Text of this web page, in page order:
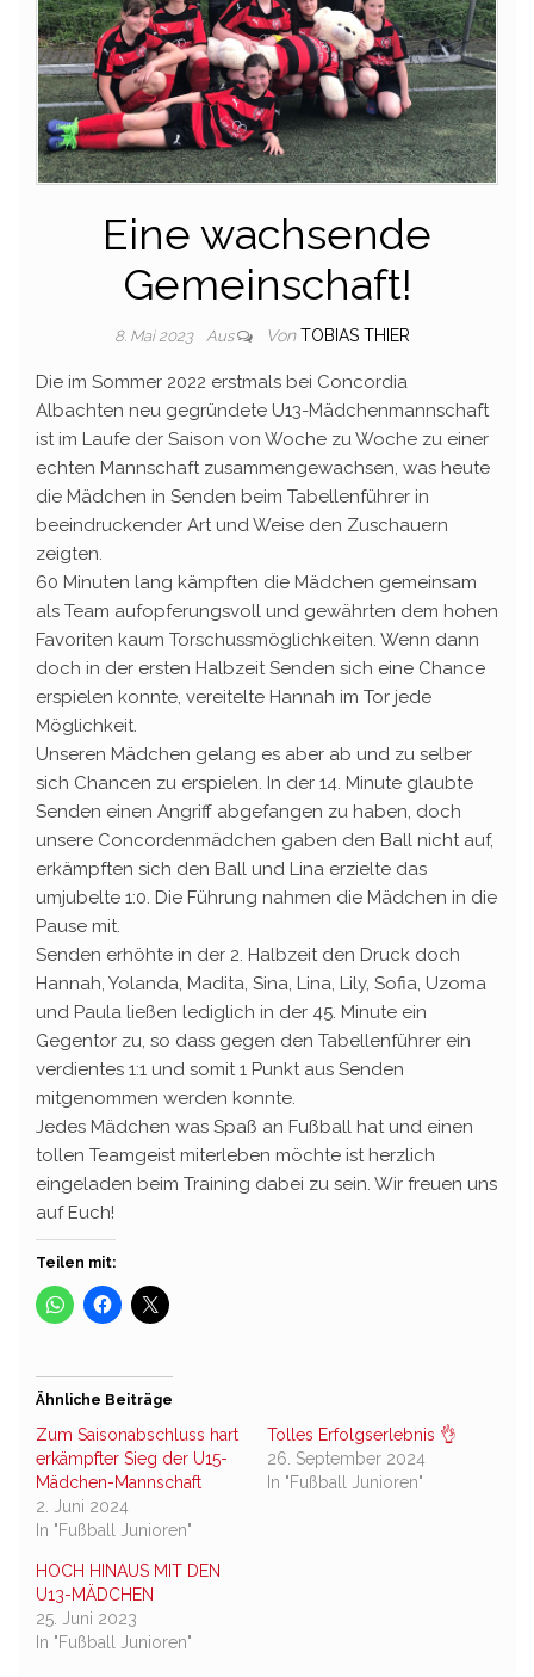
Eine wachsende
Gemeinschaft!
8. Mai 2023 Aus Von TOBIAS THIER
Die im Sommer 2022 erstmals bei Concordia
Albachten neu gegründete U13-Mädchenmannschaft
ist im Laufe der Saison von Woche zu Woche zu einer
echten Mannschaft zusammengewachsen, was heute
die Mädchen in Senden beim Tabellenführer in
beeindruckender Art und Weise den Zuschauern
zeigten.
60 Minuten lang kämpften die Mädchen gemeinsam
als Team aufopferungsvoll und gewährten dem hohen
Favoriten kaum Torschussmöglichkeiten. Wenn dann
doch in der ersten Halbzeit Senden sich eine Chance
erspielen konnte, vereitelte Hannah im Tor jede
Möglichkeit.
Unseren Mädchen gelang es aber ab und zu selber
sich Chancen zu erspielen. In der 14. Minute glaubte
Senden einen Angriff abgefangen zu haben, doch
unsere Concordenmädchen gaben den Ball nicht auf,
erkämpften sich den Ball und Lina erzielte das
umjubelte 1:0. Die Führung nahmen die Mädchen in die
Pause mit.
Senden erhöhte in der 2. Halbzeit den Druck doch
Hannah, Yolanda, Madita, Sina, Lina, Lily, Sofia, Uzoma
und Paula ließen lediglich in der 45. Minute ein
Gegentor zu, so dass gegen den Tabellenführer ein
verdientes 1:1 und somit 1 Punkt aus Senden
mitgenommen werden konnte.
Jedes Mädchen was Spaß an Fußball hat und einen
tollen Teamgeist miterleben möchte ist herzlich
eingeladen beim Training dabei zu sein. Wir freuen uns
auf Euch!
Teilen mit:
Ähnliche Beiträge
Zum Saisonabschluss hart
erkämpfter Sieg der U15-
Mädchen-Mannschaft
2. Juni 2024
In "Fußball Junioren"
Tolles Erfolgserlebnis 👌
26. September 2024
In "Fußball Junioren"
HOCH HINAUS MIT DEN
U13-MÄDCHEN
25. Juni 2023
In "Fußball Junioren"